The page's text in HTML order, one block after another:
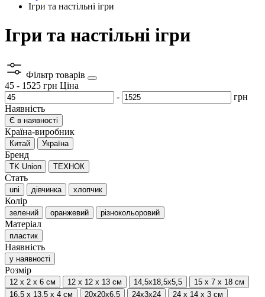
Ігри та настільні ігри
Ігри та настільні ігри
Фільтр товарів
45 - 1525 грн Ціна
-
грн
Наявність
Є в наявності
Країна-виробник
Китай Україна
Бренд
TK Union ТЕХНОК
Стать
uni дівчинка хлопчик
Колір
зелений оранжевий різнокольоровий
Матеріал
пластик
Наявність
у наявності
Розмір
12 х 2 х 6 см 12 х 12 х 13 см 14,5х18,5х5,5
15 х 7 х 18 см
16,5 х 13,5 х 4 см
20х20х6,5 24х3х24
24 х 14 х 3 см